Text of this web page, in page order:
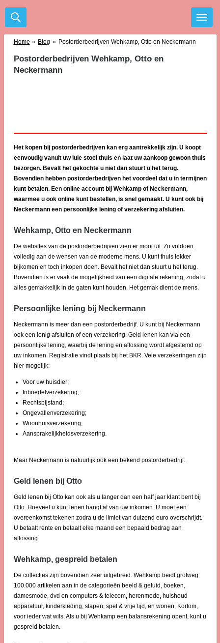
Ga
direct
Home » Blog » Postorderbedrijven Wehkamp, Otto en Neckermann
Postorderbedrijven Wehkamp, Otto en
Neckermann
Het kopen bij postorderbedrijven kan erg aantrekkelijk zijn. U koopt
eenvoudig vanuit uw luie stoel thuis en laat uw aankoop gewoon thuis
bezorgen. Bevalt het gekochte u niet dan stuurt u het terug.
Bovendien hebben postorderbedrijven het voordeel dat u in termijnen
kunt betalen. Een online account bij Wehkamp of Neckermann,
waarmee u ook online kunt bestellen, is snel gemaakt. U kunt ook bij
Neckermann een persoonlijke lening of verzekering afsluiten.
Wehkamp, Otto en Neckermann
De websites van de postorderbedrijven zien er mooi uit. Zo voldoen
volledig aan de wensen van de moderne mens. U kunt thuis lekker
bijkomen en toch inkopen doen. Bevalt het niet dan stuurt u het terug.
Bovendien is er vaak de mogelijkheid van een digitale rekening, zodat u
alles gemakkelijk in de gaten kunt houden. Het gemak dient de mens.
Persoonlijke lening bij Neckermann
Neckermann is meer dan een postorderbedrijf. U kunt bij Neckermann
ook een lenig afsluiten of een verzekering. Geld lenen kan via een
persoonlijke lening, waarbij de lening en aflossing wordt afgestemd op
uw inkomen. Registratie vindt plaats bij het BKR. Vele verzekeringen zijn
hier mogelijk:
Voor uw huisdier;
Inboedelverzekering;
Rechtsbijstand;
Ongevallenverzekering;
Woonhuisverzekering;
Aansprakelijkheidsverzekering.
Maar Neckermann is natuurlijk ook een bekend postorderbedrijf.
Geld lenen bij Otto
Geld lenen bij Otto kan ook als u langer dan een half jaar klant bent bij
Otto. Hoeveel u kunt lenen hangt af van uw inkomen. U moet een
overeenkomst tekenen zodra u de limiet van duizend euro overschrijdt.
U betaalt rente en betaalt elke maand een bepaald bedrag aan
aflossing.
Wehkamp, gespreid betalen
De collecties zijn bovendien zeer uitgebreid. Wehkamp beidt grofweg
100.000 artikelen aan in de categorieën beeld & geluid, boeken,
damesmode, dvd en computers & telecom, herenmode, huishoud
apparatuur, kinderkleding, slapen, spel & vrije tijd, en wonen. Kortom,
voor ieder wat wils. Als u bij Wehkamp een balansrekening opent, kunt u
gespreid betalen.